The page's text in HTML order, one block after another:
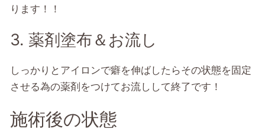
ります！！
3. 薬剤塗布＆お流し
しっかりとアイロンで癖を伸ばしたらその状態を固定
させる為の薬剤をつけてお流しして終了です！
施術後の状態